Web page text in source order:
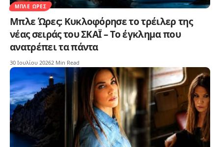
ΜΠΛΕ ΏΡΕΣ
Μπλε Ώρες: Κυκλοφόρησε το τρέιλερ της
νέας σειράς του ΣΚΑΪ – Το έγκλημα που
ανατρέπει τα πάντα
30 Ιουλίου 20262 Min Read